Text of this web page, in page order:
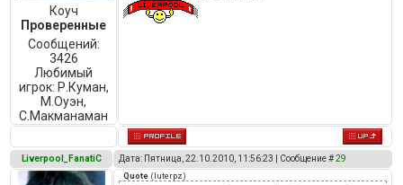
Коуч
Проверенные
Сообщений:
3426
Любимый
игрок: Р.Куман,
М.Оуэн,
C.Макманаман
Liverpool_FanatiC Дата: Пятница, 22.10.2010, 11:56:23 | Сообщение #29
Quote (luterpz)